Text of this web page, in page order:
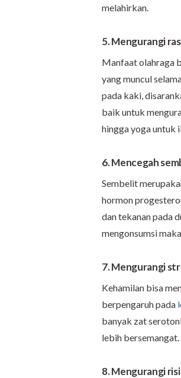
melahirkan.
5. Mengurangi
Manfaat olahraga
yang muncul
pada kaki,
baik untuk
hingga yoga untuk
6. Mencegah
Sembelit
hormon
dan tekanan pada
mengonsumsi
7. Mengurangi
Kehamilan bisa
berpengaruh pada
banyak zat
lebih
8. Mengurangi